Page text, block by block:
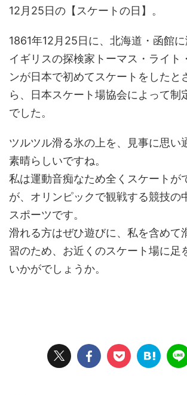
12月25日の【スケートの日】。
1861年12月25日に、北海道・函館
イギリスの探検家トーマス・ライト
ンが日本で初めてスケートをしたと
ら、日本スケート場協会によって制
でした。
ツルツル滑る氷の上を、見事に思い
素晴らしいですね。
私は運動音痴なため全くスケートが
が、オリンピックで観戦する競技の
スポーツです。
滑れる方はぜひ遊びに、私を含めて
習のため、お近くのスケート場に足
いかがでしょうか。